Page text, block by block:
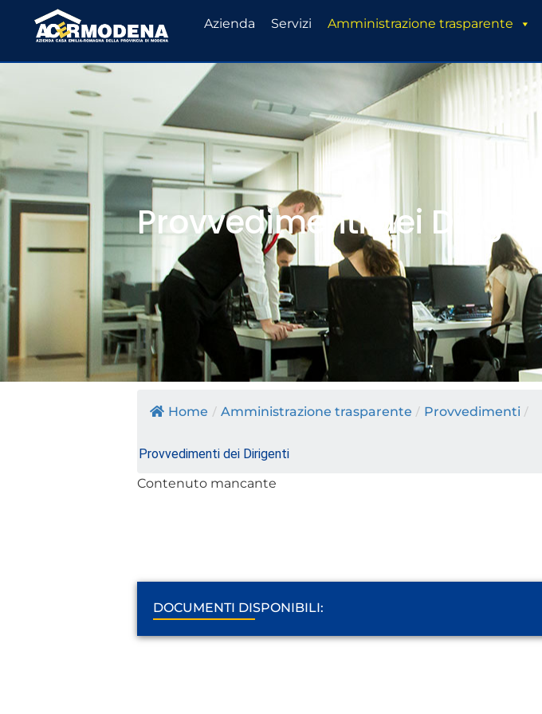
Azienda Servizi Amministrazione trasparente
Provvedimenti dei Dirigenti
Home / Amministrazione trasparente / Provvedimenti /
Provvedimenti dei Dirigenti
Contenuto mancante
DOCUMENTI DISPONIBILI: